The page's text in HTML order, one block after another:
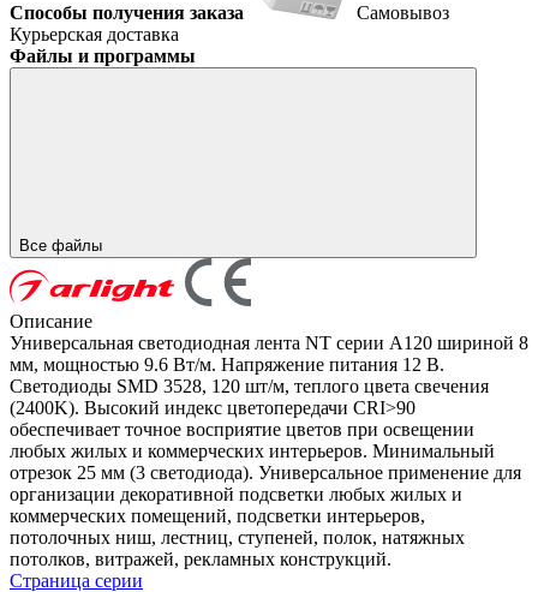
Способы получения заказа
Самовывоз
Курьерская доставка
Файлы и программы
Все файлы
Описание
Универсальная светодиодная лента NT серии A120 шириной 8
мм, мощностью 9.6 Вт/м. Напряжение питания 12 В.
Светодиоды SMD 3528, 120 шт/м, теплого цвета свечения
(2400K). Высокий индекс цветопередачи CRI>90
обеспечивает точное восприятие цветов при освещении
любых жилых и коммерческих интерьеров. Минимальный
отрезок 25 мм (3 светодиода). Универсальное применение для
организации декоративной подсветки любых жилых и
коммерческих помещений, подсветки интерьеров,
потолочных ниш, лестниц, ступеней, полок, натяжных
потолков, витражей, рекламных конструкций.
Страница серии